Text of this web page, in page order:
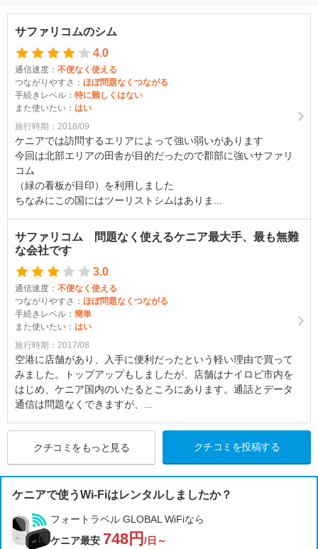
サファリコムのシム
4.0
通信速度： 不便なく使える
つながりやすさ： ほぼ問題なくつながる
手続きレベル： 特に難しくはない
また使いたい： はい
旅行時期：2018/09
ケニアでは訪問するエリアによって強い弱いがあります
今回は北部エリアの田舎が目的だったので郡部に強いサファリ
コム
（緑の看板が目印）を利用しました
ちなみにこの国にはツーリストシムはありま...
サファリコム 問題なく使えるケニア最大手、最も無難
な会社です
3.0
通信速度： 不便なく使える
つながりやすさ： ほぼ問題なくつながる
手続きレベル： 簡単
また使いたい： はい
旅行時期：2017/08
空港に店舗があり、入手に便利だったという軽い理由で買って
みました。トップアップもしましたが、店舗はナイロビ市内を
はじめ、ケニア国内のいたるところにあります。通話とデータ
通信は問題なくできますが、...
クチコミをもっと見る クチコミを投稿する
ケニアで使うWi-Fiはレンタルしましたか？
フォートラベル GLOBAL WiFiなら
ケニア最安 748円 /日～